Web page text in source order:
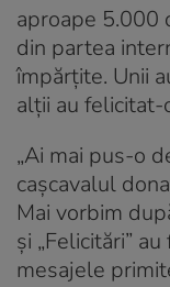
aproape 5.000
din partea
împărțite. Unii
alții au
„Ai mai pus-o
cașcavalul
Mai vorbim
și „Felicitări”
mesajele